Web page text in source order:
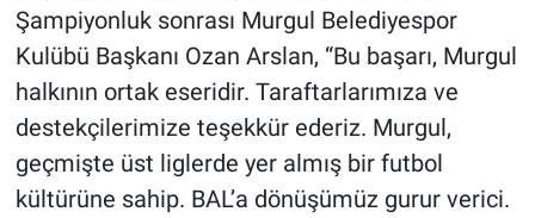
Şampiyonluk sonrası Murgul Belediyespor
Kulübü Başkanı Ozan Arslan, “Bu başarı, Murgul
halkının ortak eseridir. Taraftarlarımıza ve
destekçilerimize teşekkür ederiz. Murgul,
geçmişte üst liglerde yer almış bir futbol
kültürüne sahip. BAL’a dönüşümüz gurur verici.